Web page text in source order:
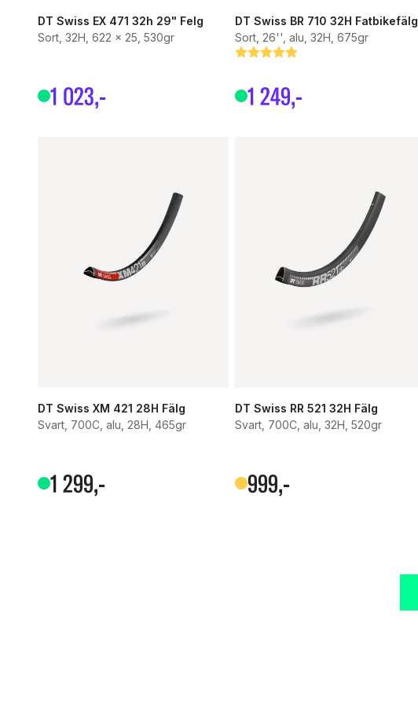
DT Swiss EX 471 32h 29" Felg
Sort, 32H, 622 x 25, 530gr
1 023,-
DT Swiss BR 710 32H Fatbikefälg
Sort, 26'', alu, 32H, 675gr
Betyg:
5.0 utav 5 stjärnor
1 249,-
DT Swiss XM 421 28H Fälg
Svart, 700C, alu, 28H, 465gr
1 299,-
DT Swiss RR 521 32H Fälg
Svart, 700C, alu, 32H, 520gr
999,-